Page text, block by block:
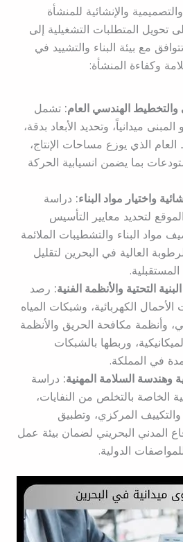
والإنشائية للمنشأة
تحويل المتطلبات التشغيلية إلى
مع بيئة البناء والتشييد في
وكفاءة المنشأة:
الهندسي العام: تشمل
ميدانياً، وتحديد الأبعاد بدقة،
الذي يوزع مساحات الإنتاج،
بما يضمن انسيابية الحركة
واختيار مواد البناء: دراسة
لتحديد معايير التأسيس
مواد البناء والتشطيبات الملائمة
العالية في البحرين لتقليل
التحتية والأنظمة الفنية: رصد
الكهربائية، وشبكات المياه
وأنظمة مكافحة الحريق والأنظمة
وربطها بالشبكات
في المملكة.
وهندسة السلامة المهنية: دراسة
الخاصة بالتخلص من النفايات،
والتكييف المركزي، وتطبيق
المدني البحريني لضمان بيئة عمل
الدولية.